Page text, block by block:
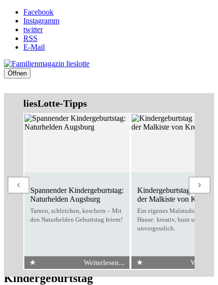
Facebook
Instagramm
twitter
RSS
E-Mail
Öffnen
liesLotte-Tipps
Spannender Kindergeburtstag:
Naturhelden Augsburg
Tarnen, schleichen, keschern – Mit
den Naturhelden Geburtstag feiern!
★ Weiterlesen...
Kindergeburtstag
der Malkiste von Kreativo
Ein eigenes Malstudio für zu
Hause: kreativ, bunt und
unvergesslich.
★
Kindergeburtstag